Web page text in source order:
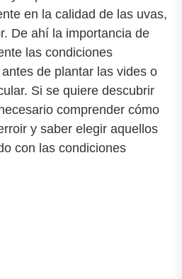
en la calidad de las uvas,
De ahí la importancia de
las condiciones
de plantar las vides o
Si se quiere descubrir
comprender cómo
y saber elegir aquellos
con las condiciones